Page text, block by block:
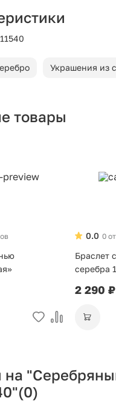
Украшения из
товары
0
0.0
Браслет
серебра
2 290 ₽
(0)